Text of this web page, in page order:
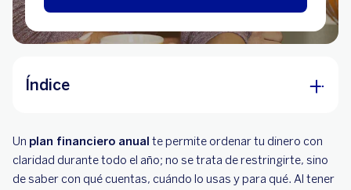
Índice
Antes de empezar: define el alcance y el
periodo de tu presupuesto anual
Un plan financiero anual te permite ordenar tu dinero con
claridad durante todo el año; no se trata de restringirte, sino
de saber con qué cuentas, cuándo lo usas y para qué. Al tener